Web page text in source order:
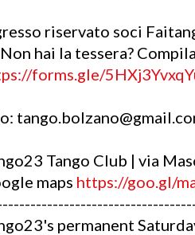
riservato soci
hai la tessera?
forms.gle/
Tango Club | via
maps https://goo.gl/
permanent